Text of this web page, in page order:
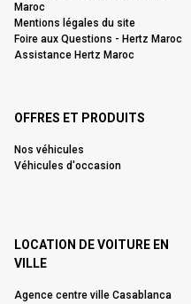
Maroc
Mentions légales du site
Foire aux Questions - Hertz Maroc
Assistance Hertz Maroc
OFFRES ET PRODUITS
Nos véhicules
Véhicules d'occasion
LOCATION DE VOITURE EN
VILLE
Agence centre ville Casablanca